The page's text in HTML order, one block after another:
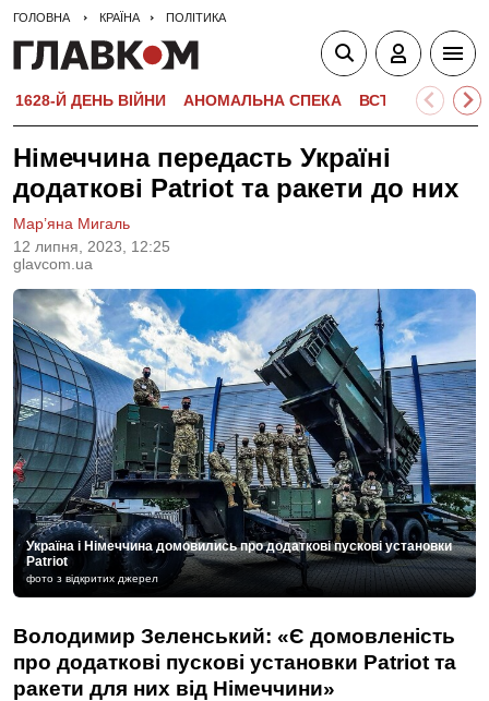
ГОЛОВНА КРАЇНА ПОЛІТИКА
1628-Й ДЕНЬ ВІЙНИ АНОМАЛЬНА СПЕКА ВСТУПНА
Німеччина передасть Україні
додаткові Patriot та ракети до них
12 липня, 2023, 12:25
glavcom.ua
Мар’яна Мигаль
Україна і Німеччина домовились про додаткові пускові установки
Patriot
фото з відкритих джерел
Володимир Зеленський: «Є домовленість
про додаткові пускові установки Patriot та
ракети для них від Німеччини»